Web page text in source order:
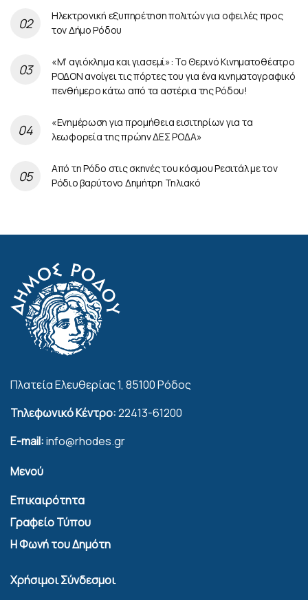
Ηλεκτρονική εξυπηρέτηση πολιτών για οφειλές προς
τον Δήμο Ρόδου
«Μ’ αγιόκλημα και γιασεμί»: Το Θερινό Κινηματοθέατρο
ΡΟΔΟΝ ανοίγει τις πόρτες του για ένα κινηματογραφικό
πενθήμερο κάτω από τα αστέρια της Ρόδου!
«Ενημέρωση για προμήθεια εισιτηρίων για τα
λεωφορεία της πρώην ΔΕΣ ΡΟΔΑ»
Από τη Ρόδο στις σκηνές του κόσμου Ρεσιτάλ με τον
Ρόδιο βαρύτονο Δημήτρη Τηλιακό
Πλατεία Ελευθερίας 1, 85100 Ρόδος
Τηλεφωνικό Κέντρο:22413-61200
E-mail:info@rhodes.gr
Μενού
Επικαιρότητα
Γραφείο Τύπου
Η Φωνή του Δημότη
Χρήσιμοι Σύνδεσμοι